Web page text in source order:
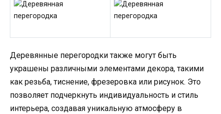
Деревянные перегородки также могут быть
украшены различными элементами декора, такими
как резьба, тиснение, фрезеровка или рисунок. Это
позволяет подчеркнуть индивидуальность и стиль
интерьера, создавая уникальную атмосферу в